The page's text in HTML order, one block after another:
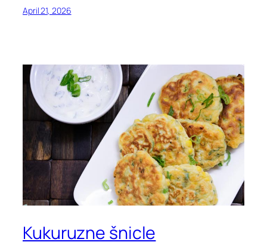
April 21, 2026
Kukuruzne šnicle